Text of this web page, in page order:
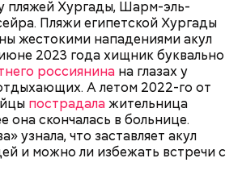
пляжей Хургады, Шарм-эль-
Пляжи египетской Хургады
жестокими нападениями акул
2023 года хищник буквально
россиянина на глазах у
А летом 2022-го от
пострадалажительница
она скончалась в больнице.
узнала, что заставляет акул
и можно ли избежать встречи с
этих хищных рыб, — сказал
СМЕРТЬ РЫБА
Москвы» отметил, что еще
о таких походах даже мечтать
сегодня это вполне